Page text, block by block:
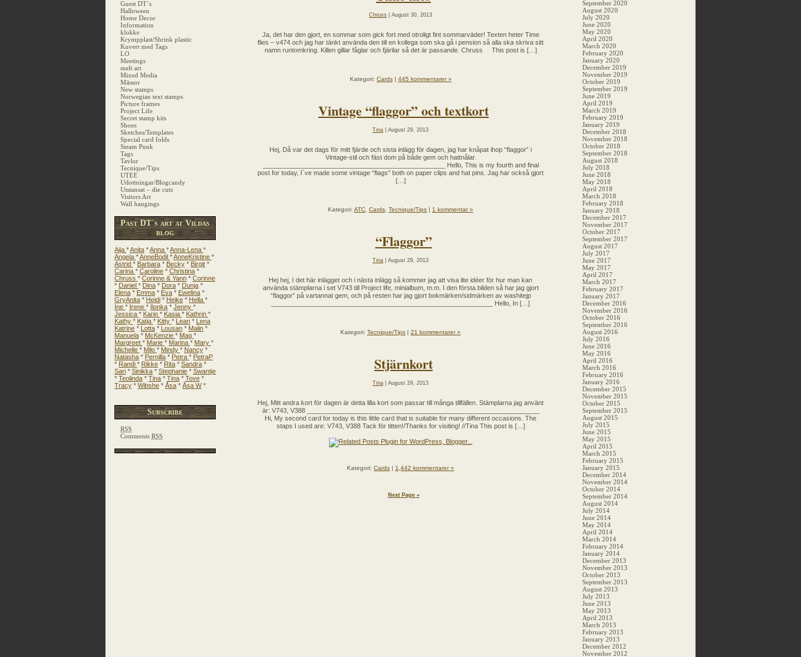
Guest DT´s
Halloween
Home Decor
Information
klokke
Krympplast/Shrink plastic
Kuvert med Tags
LO
Meetings
melt art
Mixed Media
Mässor
New stamps
Norwegian text stamps
Picture frames
Project Life
Secret stamp kits
Shoes
Sketches/Templates
Special card folds
Steam Punk
Tags
Tavlor
Tecnique/Tips
UTEE
Utlottningar/Blogcandy
Utstansat – die cuts
Visitors Art
Wall hangings
Past DT´s art at Vildas
blog
Aija *Anita *Anna *Anna-Lena *
Angela *AnneBodil *AnneKristine *
Astrid * Barbara * Becky * Birgit *
Carina * Caroline * Christina *
Chruss * Corinne & Yann * Corinne
* Daniel * Dina * Dora * Dunja *
Elena * Emma * Eva * Ewelina *
GryAnita * Heidi * Heike * Hella *
Ine * Irene * Ilonka * Jenny *
Jessica * Karin * Kasia * Kathrin *
Kathy * Katja * Kitty * Lean * Lena
Katrine * Lotta * Lousan * Malin *
Manuela * McKenzie * Mag *
Margreet * Marie * Marina * Mary *
Michelle * Milo * Mindy * Nancy *
Natasha * Pernilla * Petra * PetraP
* Randi * Rikke * Rita * Sandra *
Sari * Sinikka * Stephanie * Swantje
* Teolinda * Tina * Tina * Tove *
Tracy * Wibshe * Åsa * Åsa W*
Subscribe
RSS
Comments RSS
Chruss | August 30, 2013
Ja, det har den gjort, en sommar som gick fort med otroligt fint sommarväder! Texten heter Time
flies – v474 och jag har tänkt använda den till en kollega som ska gå i pension så alla ska skriva sitt
namn runtomkring. Killen gillar fåglar och fjärilar så det är passande. Chruss This post is […]
Kategori: Cards| 445 kommentarer »
Vintage “flaggor” och textkort
Tina | August 29, 2013
Hej, Då var det dags för mitt fjärde och sista inlägg för dagen, jag har knåpat ihop “flaggor” i
Vintage-stil och fäst dom på både gem och hattnålar.
___________________________________________________ Hello, This is my fourth and final
post for today, I´ve made some vintage “flags” both on paper clips and hat pins. Jag har också gjort
[…]
Kategori: ATC Cards Tecnique/Tips | 1 kommentar »
“Flaggor”
Tina | August 29, 2013
Hej hej, I det här inlägget och i nästa inlägg så kommer jag att visa lite idéer för hur man kan
använda stämplarna i set V743 till Project life, minialbum, m.m. I den första bilden så har jag gjort
“flaggor” på vartannat gem, och på resten har jag gjort bokmärken/sidmärken av washitejp
______________________________________________________________ Hello, In […]
Kategori: Tecnique/Tips | 21 kommentarer »
Stjärnkort
Tina | August 29, 2013
Hej, Mitt andra kort för dagen är detta lilla kort som passar till många tillfällen. Stämplarna jag använt
är: V743, V388 _________________________________________________________________
Hi, My second card for today is this little card that is suitable for many different occasions. The
staps I used are: V743, V388 Tack för titten!/Thanks for visiting! //Tina This post is […]
Kategori: Cards | 1,442 kommentarer »
Next Page »
September 2020
August 2020
July 2020
June 2020
May 2020
April 2020
March 2020
February 2020
January 2020
December 2019
November 2019
October 2019
September 2019
June 2019
April 2019
March 2019
February 2019
January 2019
December 2018
November 2018
October 2018
September 2018
August 2018
July 2018
June 2018
May 2018
April 2018
March 2018
February 2018
January 2018
December 2017
November 2017
October 2017
September 2017
August 2017
July 2017
June 2017
May 2017
April 2017
March 2017
February 2017
January 2017
December 2016
November 2016
October 2016
September 2016
August 2016
July 2016
June 2016
May 2016
April 2016
March 2016
February 2016
January 2016
December 2015
November 2015
October 2015
September 2015
August 2015
July 2015
June 2015
May 2015
April 2015
March 2015
February 2015
January 2015
December 2014
November 2014
October 2014
September 2014
August 2014
July 2014
June 2014
May 2014
April 2014
March 2014
February 2014
January 2014
December 2013
November 2013
October 2013
September 2013
August 2013
July 2013
June 2013
May 2013
April 2013
March 2013
February 2013
January 2013
December 2012
November 2012